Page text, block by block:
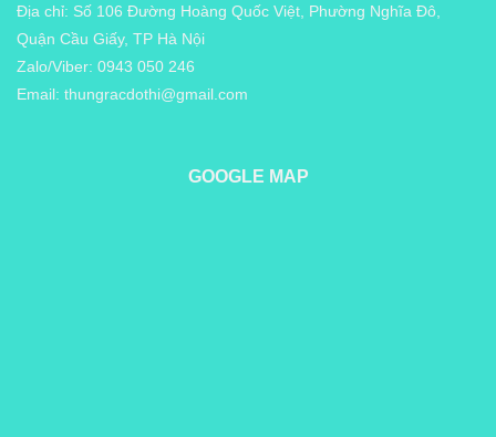
Địa chỉ: Số 106 Đường Hoàng Quốc Việt, Phường Nghĩa Đô,
Quận Cầu Giấy, TP Hà Nội
Zalo/Viber: 0943 050 246
Email: thungracdothi@gmail.com
GOOGLE MAP